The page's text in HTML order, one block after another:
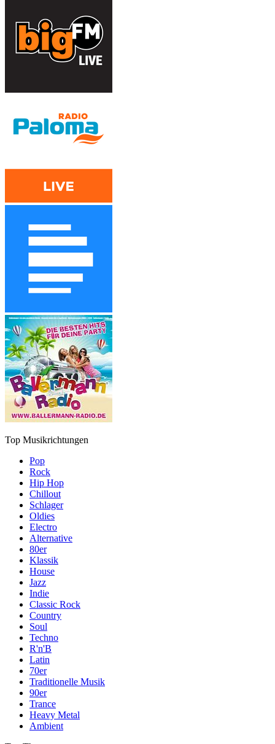
Top Musikrichtungen
Pop
Rock
Hip Hop
Chillout
Schlager
Oldies
Electro
Alternative
80er
Klassik
House
Jazz
Indie
Classic Rock
Country
Soul
Techno
R'n'B
Latin
70er
Traditionelle Musik
90er
Trance
Heavy Metal
Ambient